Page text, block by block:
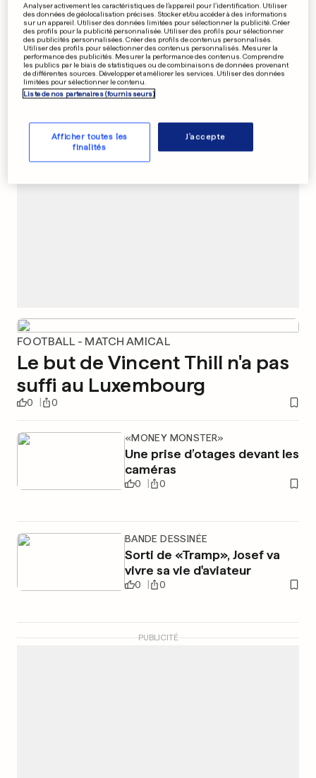
TRAVAIL FORCÉ
Le monde compte 45
millions d'«esclaves»
0 0
PUBLICITÉ
FOOTBALL - MATCH AMICAL
Le but de Vincent Thill n'a pas
suffi au Luxembourg
0 0
«MONEY MONSTER»
Une prise d’otages devant les
caméras
0 0
BANDE DESSINÉE
Sorti de «Tramp», Josef va
vivre sa vie d'aviateur
0 0
PUBLICITÉ
Analyser activement les caractéristiques de l’appareil pour l’identification. Utiliser
des données de géolocalisation précises. Stocker et/ou accéder à des informations
sur un appareil. Utiliser des données limitées pour sélectionner la publicité. Créer
des profils pour la publicité personnalisée. Utiliser des profils pour sélectionner
des publicités personnalisées. Créer des profils de contenus personnalisés.
Utiliser des profils pour sélectionner des contenus personnalisés. Mesurer la
performance des publicités. Mesurer la performance des contenus. Comprendre
les publics par le biais de statistiques ou de combinaisons de données provenant
de différentes sources. Développer et améliorer les services. Utiliser des données
limitées pour sélectionner le contenu.
Liste de nos partenaires (fournisseurs)
Afficher toutes les
finalités
J'accepte